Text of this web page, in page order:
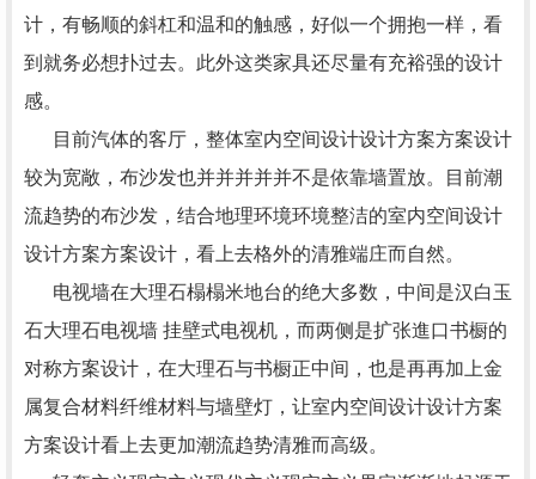
计，有畅顺的斜杠和温和的触感，好似一个拥抱一样，看
到就务必想扑过去。此外这类家具还尽量有充裕强的设计
感。
目前汽体的客厅，整体室内空间设计设计方案方案设计
较为宽敞，布沙发也并并并并并不是依靠墙置放。目前潮
流趋势的布沙发，结合地理环境环境整洁的室内空间设计
设计方案方案设计，看上去格外的清雅端庄而自然。
电视墙在大理石榻榻米地台的绝大多数，中间是汉白玉
石大理石电视墙 挂壁式电视机，而两侧是扩张進口书橱的
对称方案设计，在大理石与书橱正中间，也是再再加上金
属复合材料纤维材料与墙壁灯，让室内空间设计设计方案
方案设计看上去更加潮流趋势清雅而高级。